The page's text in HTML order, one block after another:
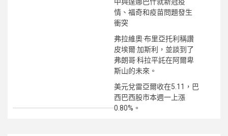
情、福奇和疫苗問題發生
衝突
弗拉維奧·布里亞托利稱讚
皮埃爾·加斯利，並談到了
弗朗哥·科拉平託在阿爾卑
斯山的未來。
美元兌雷亞爾收在5.11，巴
西巴西股市本週一上漲
0.80%。